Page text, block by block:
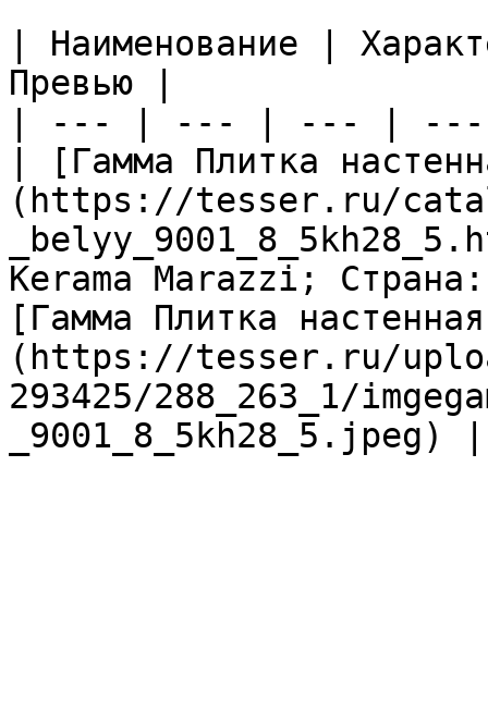
| Наименование |
Превью |
| --- | --- | --- |
| [Гамма Плитка
(https://tesser.ru/
Kerama Marazzi;
[Гамма Плитка
(https://tesser.ru/
293425/288_263_1/
_9001_8_5kh28_5.jpeg) |